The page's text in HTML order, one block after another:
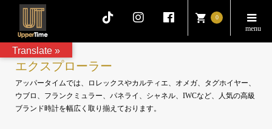
0
エクスプローラー
アッパータイムでは、ロレックスやカルティエ、オメガ、タグホイヤー、
ウブロ、フランクミュラー、パネライ、シャネル、IWCなど、人気の高級
ブランド時計を幅広く取り揃えております。
Translate »